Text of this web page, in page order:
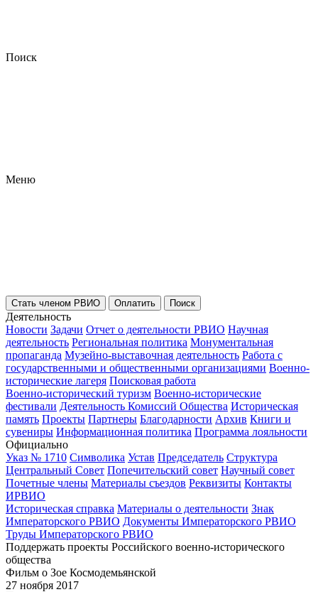
Поиск
Меню
Стать членом РВИО Оплатить Поиск
Деятельность
Новости Задачи Отчет о деятельности РВИО Научная
деятельность Региональная политика Монументальная
пропаганда Музейно-выставочная деятельность Работа с
государственными и общественными организациями Военно-
исторические лагеря Поисковая работа
Военно-исторический туризм Военно-исторические
фестивали Деятельность Комиссий Общества Историческая
память Проекты Партнеры Благодарности Архив Книги и
сувениры Информационная политика Программа лояльности
Официально
Указ № 1710 Символика Устав Председатель Структура
Центральный Совет Попечительский совет Научный совет
Почетные члены Материалы съездов Реквизиты Контакты
ИРВИО
Историческая справка Материалы о деятельности Знак
Императорского РВИО Документы Императорского РВИО
Труды Императорского РВИО
Поддержать проекты Российского военно-исторического
общества
Фильм о Зое Космодемьянской
27 ноября 2017